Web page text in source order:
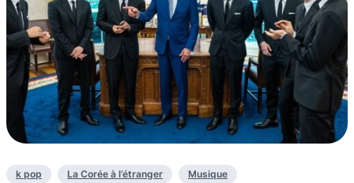
k pop La Corée à l’étranger Musique